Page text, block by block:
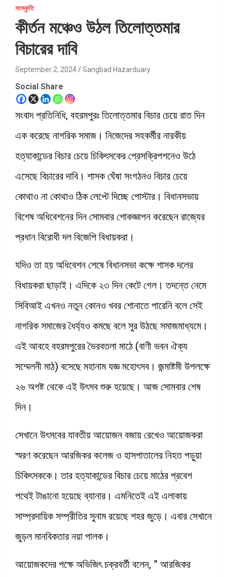
সংস্কৃতি
কীর্তন মঞ্চেও উঠল তিলোত্তমার
বিচারের দাবি
September 2, 2024 Sangbad Hazarduary
Social Share
সংবাদ প্রতিনিধি, বহরমপুরঃ তিলোত্তমার বিচার চেয়ে রাত দিন
এক করেছে নাগরিক সমাজ। নিজেদের সহকর্মীর নারকীয়
হত্যাকান্ডের বিচার চেয়ে চিকিৎসকের প্রেসক্রিপশনেও উঠে
এসেছে বিচারের দাবি। শাসক ঘেঁষা সংগঠনও বিচার চেয়ে
কোথাও না কোথাও ঠিক লেপ্টে দিচ্ছে পোস্টার। বিধানসভায়
বিশেষ অধিবেশনের দিন সোমবার শোকজ্ঞাপন করেছেন রাজ্যের
প্রধান বিরোধী দল বিজেপি বিধায়করা।
যদিও তা হয় অধিবেশন শেষে বিধানসভা কক্ষে শাসক দলের
বিধায়করা ছাড়াই। এদিকে ২৩ দিন কেটে গেল। তদন্তে নেমে
সিবিআই এখনও নতুন কোনও খবর শোনাতে পারেনি বলে সেই
নাগরিক সমাজের ধৈর্য্যও কমছে বলে সুর উঠছে সমাজমাধ্যমে।
এই আবহে বহরমপুরের ভৈরবতলা মাঠে (বাণী ভবন ঐক্য
সম্মেলনী মাঠ) বসেছে মহানাম যজ্ঞ মহোৎসব। জন্মাষ্টমী উপলক্ষে
২৬ অগষ্ট থেকে এই উৎসব শুরু হয়েছে। আজ সোমবার শেষ
দিন।
সেখানে উৎসবের যাবতীয় আয়োজন বজায় রেখেও আয়োজকরা
স্মরণ করেছেন আরজিকর কলেজ ও হাসপাতালের নিহত পড়ুয়া
চিকিৎসককে। তার হত্যাকান্ডের বিচার চেয়ে মাঠের প্রবেশ
পথেই টাঙানো হয়েছে ব্যানার। এমনিতেই এই এলাকায়
সাম্প্রদায়িক সম্প্রীতির সুনাম রয়েছে শহর জুড়ে। এবার সেখানে
জুড়ল মানবিকতার নয়া পালক।
আয়োজকদের পক্ষে অভিজিৎ চক্রবর্তী বলেন, ” আরজিকর